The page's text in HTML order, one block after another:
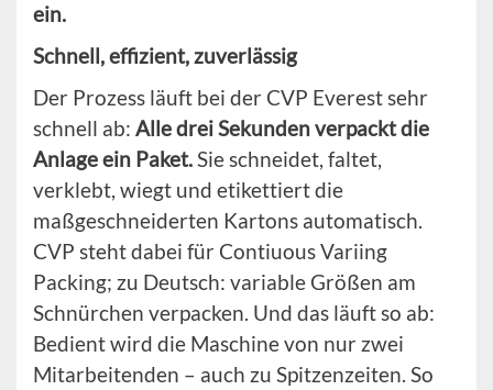
ein.
Schnell, effizient, zuverlässig
Der Prozess läuft bei der CVP Everest sehr
schnell ab: Alle drei Sekunden verpackt die
Anlage ein Paket.Sie schneidet, faltet,
verklebt, wiegt und etikettiert die
maßgeschneiderten Kartons automatisch.
CVP steht dabei für Contiuous Variing
Packing; zu Deutsch: variable Größen am
Schnürchen verpacken. Und das läuft so ab:
Bedient wird die Maschine von nur zwei
Mitarbeitenden – auch zu Spitzenzeiten. So